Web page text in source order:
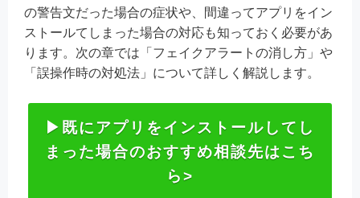
の警告文だった場合の症状や、間違ってアプリをイン
ストールてしまった場合の対応も知っておく必要があ
ります。次の章では「フェイクアラートの消し方」や
「誤操作時の対処法」について詳しく解説します。
▶既にアプリをインストールしてし
まった場合のおすすめ相談先はこち
ら>